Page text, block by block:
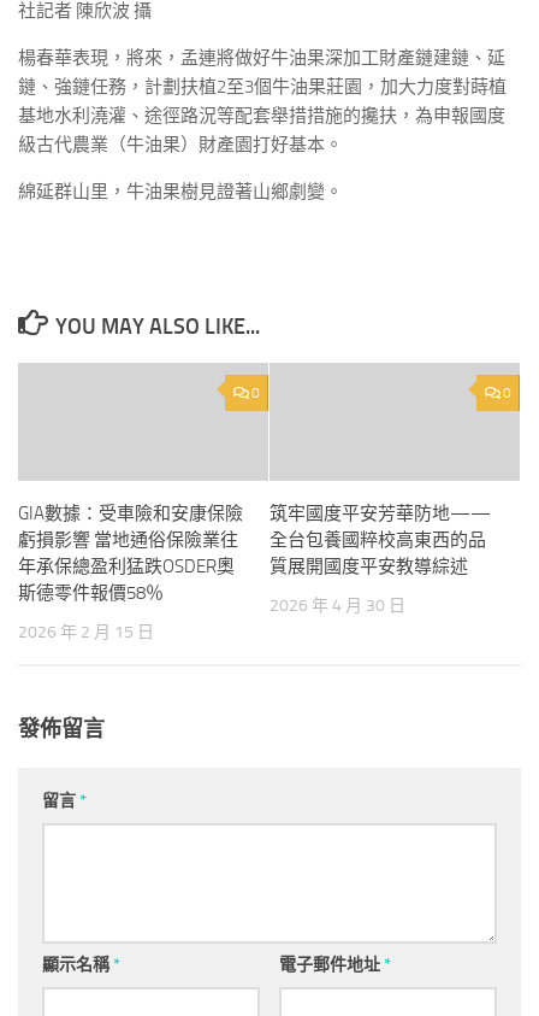
社記者 陳欣波 攝
楊春華表現，將來，孟連將做好牛油果深加工財產鏈建鏈、延
鏈、強鏈任務，計劃扶植2至3個牛油果莊園，加大力度對蒔植
基地水利澆灌、途徑路況等配套舉措措施的攙扶，為申報國度
級古代農業（牛油果）財產園打好基本。
綿延群山里，牛油果樹見證著山鄉劇變。
YOU MAY ALSO LIKE...
0
GIA數據：受車險和安康保險
虧損影響 當地通俗保險業往
年承保總盈利猛跌OSDER奧
斯德零件報價58％
2026 年 2 月 15 日
0
筑牢國度平安芳華防地——
全台包養國粹校高東西的品
質展開國度平安教導綜述
2026 年 4 月 30 日
發佈留言
留言*
顯示名稱* 電子郵件地址*